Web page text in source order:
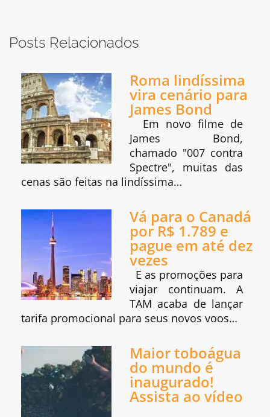
Posts Relacionados
Roma lindíssima
vira cenário para
James Bond
Em novo filme de
James Bond,
chamado "007 contra
Spectre", muitas das
cenas são feitas na lindíssima…
Vá para o Canadá
por R$ 1.789 e
pague em até dez
vezes
E as promoções para
viajar continuam. A
TAM acaba de lançar
tarifa promocional para seus novos voos…
Maior toboágua
do mundo é
inaugurado!
Assista ao vídeo